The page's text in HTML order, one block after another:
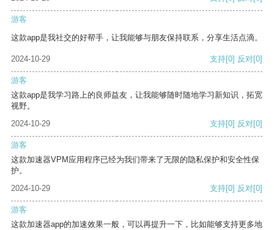
游客
这款app是我社交的好帮手，让我能够与朋友保持联系，分享生活点滴。
2024-10-29 支持[0] 反对[0]
游客
这款app是我学习路上的良师益友，让我能够随时随地学习新知识，拓宽
视野。
2024-10-29
支持[0] 反对[0]
游客
这款加速器VPM应用程序已经为我们带来了无限的隐私保护和安全性保
护。
2024-10-29
支持[0] 反对[0]
游客
这款加速器app的加速效果一般，可以再提升一下，比如能够支持更多地